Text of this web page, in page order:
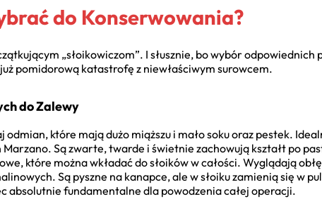
do Konserwowania?
„słoikowiczom”. I słusznie, bo wybór odpowiednich
pomidorową katastrofę z niewłaściwym surowcem.
do Zalewy
odmian, które mają dużo miąższu i mało soku oraz pestek.
Są zwarte, twarde i świetnie zachowują kształt po
które można wkładać do słoików w całości. Wyglądają
Są pyszne na kanapce, ale w słoiku zamienią się w
absolutnie fundamentalne dla powodzenia całej operacji.